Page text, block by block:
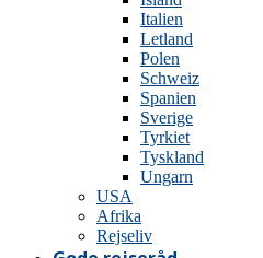
Italien
Letland
Polen
Schweiz
Spanien
Sverige
Tyrkiet
Tyskland
Ungarn
USA
Afrika
Rejseliv